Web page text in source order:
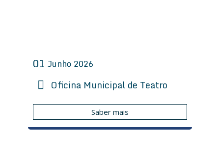
01 Junho 2026
Oficina Municipal de Teatro
Saber mais